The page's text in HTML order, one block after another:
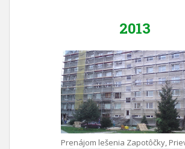
2013
Prenájom lešenia Zapotôčky,